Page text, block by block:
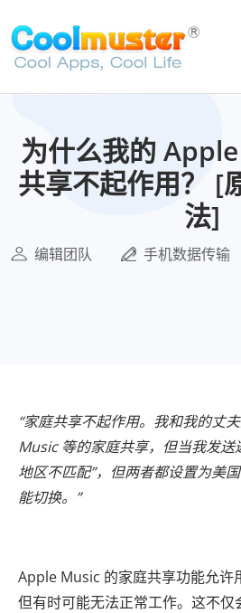
为什么我的
共享不起作用？ [
法]
编辑团队 手机数据传输
“家庭共享不起作用。我和我的丈
Music 等的家庭共享，但当我发送
地区不匹配”，但两者都设置为美
能切换。”
Apple Music 的家庭共享功能允许
但有时可能无法正常工作。这不仅